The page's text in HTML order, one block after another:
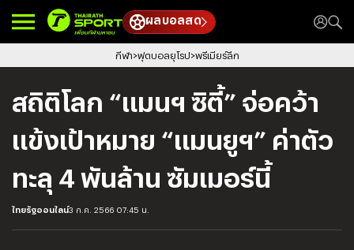
ผลบอลสด
กีฬา ฟุตบอลยุโรป พรีเมียร์ลีก
สถิติโลก “แมนฯ ซิตี้” จ่อคว้า
แข้งเป้าหมาย “แมนยูฯ” ค่าตัว
ทะลุ 4 พันล้าน ซัมเมอร์นี้
ไทยรัฐออนไลน์3 ก.ค. 2566 07:45 น.